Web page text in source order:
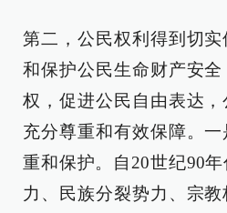
第二，公民权利得到切
和保护公民生命财产安全
权，促进公民自由表达
充分尊重和有效保障。
重和保护。自20世纪90
力、民族分裂势力、宗